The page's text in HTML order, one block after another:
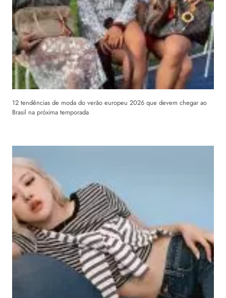
12 tendências de moda do verão europeu 2026 que devem chegar ao
Brasil na próxima temporada